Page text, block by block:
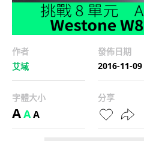
作者
艾域
發佈日期
2016-11-09
字體大小
AAA
分享